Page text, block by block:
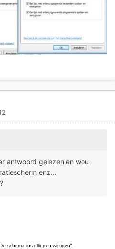
antwoord gelezen en wou
enz...
schema-instellingen wijzigen".